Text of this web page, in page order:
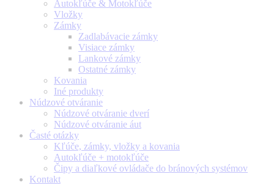
Autokľúče & Motokľúče
Vložky
Zámky
Zadlabávacie zámky
Visiace zámky
Lankové zámky
Ostatné zámky
Kovania
Iné produkty
Núdzové otváranie
Núdzové otváranie dverí
Núdzové otváranie áut
Časté otázky
Kľúče, zámky, vložky a kovania
Autokľúče + motokľúče
Čipy a diaľkové ovládače do bránových systémov
Kontakt